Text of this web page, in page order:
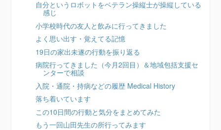
自分というロボットをベテラン操縦士が操縦している
感じ
小学校時代の友人と飲みに行ってきました
よく思い出す・覚えてる記憶
19日の家出未遂の行動を振り返る
病院行ってきました（今月2回目）＆地域包括支援セ
ンターで相談
入院・通院・持病などの履歴 Medical History
落ち着いています
この10日間の行動と気分をまとめてみた
もう一回山田先生の所行ってみます